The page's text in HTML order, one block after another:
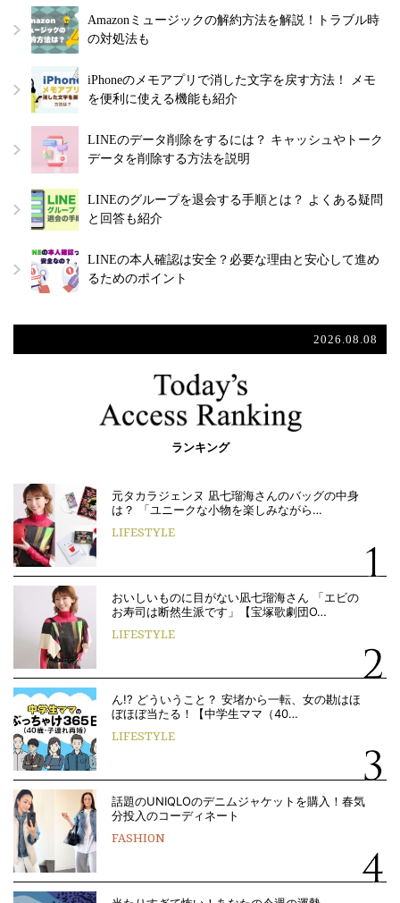
Amazonミュージックの解約方法を解説！トラブル時
の対処法も
iPhoneのメモアプリで消した文字を戻す方法！ メモ
を便利に使える機能も紹介
LINEのデータ削除をするには？ キャッシュやトーク
データを削除する方法を説明
LINEのグループを退会する手順とは？ よくある疑問
と回答も紹介
LINEの本人確認は安全？必要な理由と安心して進め
るためのポイント
2026.08.08
ランキング
元タカラジェンヌ 凪七瑠海さんのバッグの中身
は？ 「ユニークな小物を楽しみながら…
LIFESTYLE
おいしいものに目がない凪七瑠海さん 「エビの
お寿司は断然生派です」【宝塚歌劇団O…
LIFESTYLE
ん!? どういうこと？ 安堵から一転、女の勘はほ
ぼほぼ当たる！【中学生ママ（40…
LIFESTYLE
話題のUNIQLOのデニムジャケットを購入！春気
分投入のコーディネート
FASHION